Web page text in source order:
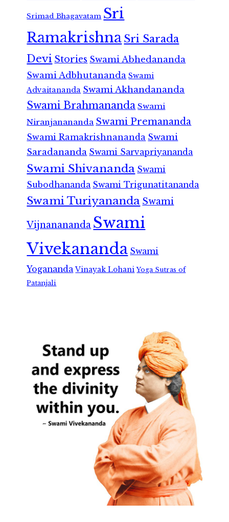
Srimad Bhagavatam Sri
RamakrishnaSri Sarada
Devi Stories Swami Abhedananda
Swami Adbhutananda Swami
Advaitananda Swami Akhandananda
Swami Brahmananda Swami
Niranjanananda Swami Premananda
Swami Ramakrishnananda Swami
Saradananda Swami Sarvapriyananda
Swami Shivananda Swami
Subodhananda Swami Trigunatitananda
Swami Turiyananda Swami
Vijnanananda Swami
Vivekananda Swami
Yogananda Vinayak Lohani Yoga Sutras of
Patanjali